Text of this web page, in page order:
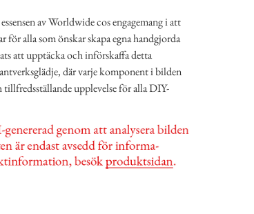
av Worldwide cos engagemang i att
alla som önskar skapa egna handgjorda
att upptäcka och införskaffa detta
där varje komponent i bilden
upplevelse för alla DIY-